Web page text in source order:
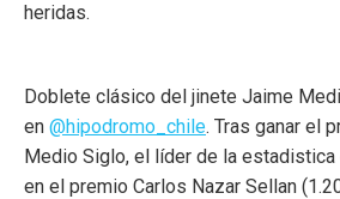
heridas.
Doblete clásico del jinete Jaime
en @hipodromo_chile. Tras ganar el
Medio Siglo, el líder de la
en el premio Carlos Nazar Sellan